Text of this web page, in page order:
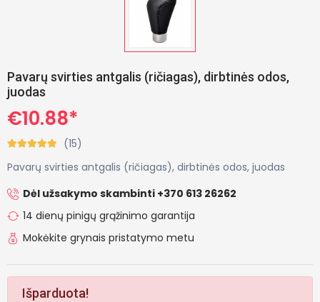
Pavarų svirties antgalis (ričiagas), dirbtinės odos,
juodas
€10.88*
(15)
Pavarų svirties antgalis (ričiagas), dirbtinės odos, juodas
Dėl užsakymo skambinti +370 613 26262
14 dienų pinigų grąžinimo garantija
Mokėkite grynais pristatymo metu
Išparduota!